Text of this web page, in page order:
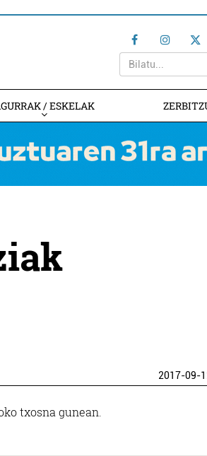
/ ESKELAK
2017-09-
txosna gunean.